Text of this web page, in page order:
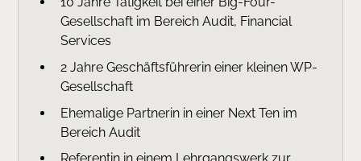
Gesellschaft im Bereich Audit, Financial
Services
2 Jahre Geschäftsführerin einer kleinen WP-
Gesellschaft
Ehemalige Partnerin in einer Next Ten im
Bereich Audit